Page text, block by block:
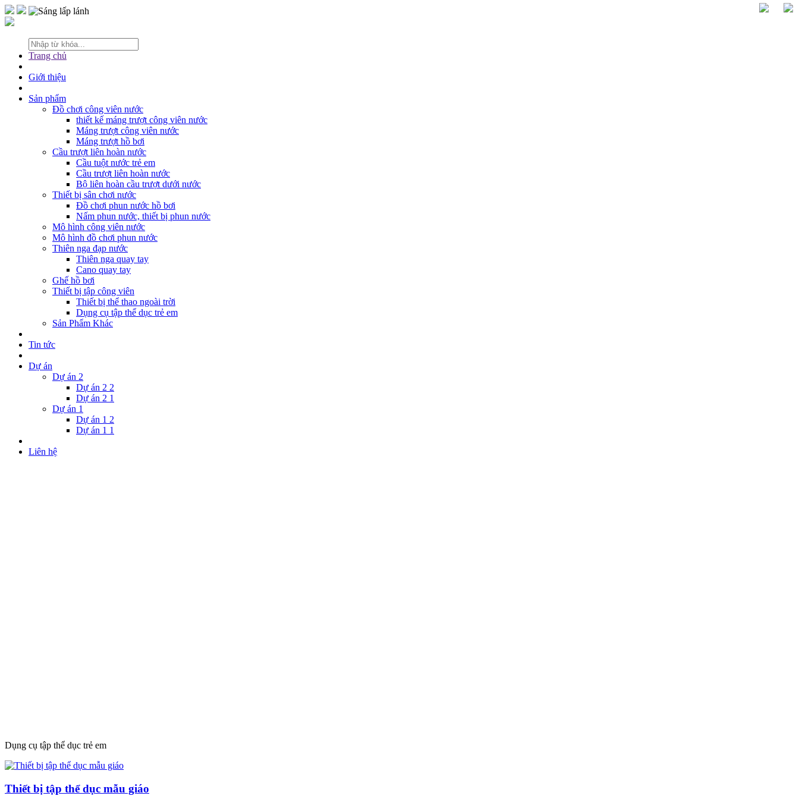
Trang chủ
Giới thiệu
Sản phẩm
Đồ chơi công viên nước
thiết kế máng trượt công viên nước
Máng trượt công viên nước
Máng trượt hồ bơi
Cầu trượt liên hoàn nước
Cầu tuột nước trẻ em
Cầu trượt liên hoàn nước
Bộ liên hoàn cầu trượt dưới nước
Thiết bị sân chơi nước
Đồ chơi phun nước hồ bơi
Nấm phun nước, thiết bị phun nước
Mô hình công viên nước
Mô hình đồ chơi phun nước
Thiên nga đạp nước
Thiên nga quay tay
Cano quay tay
Ghế hồ bơi
Thiết bị tập công viên
Thiết bị thể thao ngoài trời
Dụng cụ tập thể dục trẻ em
Sản Phẩm Khác
Tin tức
Dự án
Dự án 2
Dự án 2 2
Dự án 2 1
Dự án 1
Dự án 1 2
Dự án 1 1
Liên hệ
Dụng cụ tập thể dục trẻ em
Thiết bị tập thể dục mẫu giáo